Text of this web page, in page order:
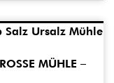
MÜHLE – 1